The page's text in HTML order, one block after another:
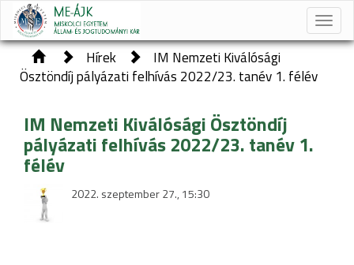
Toggle
Hírek
IM Nemzeti Kiválósági
Ösztöndíj pályázati felhívás 2022/23. tanév 1. félév
IM Nemzeti Kiválósági Ösztöndíj
pályázati felhívás 2022/23. tanév 1.
félév
2022. szeptember 27., 15:30